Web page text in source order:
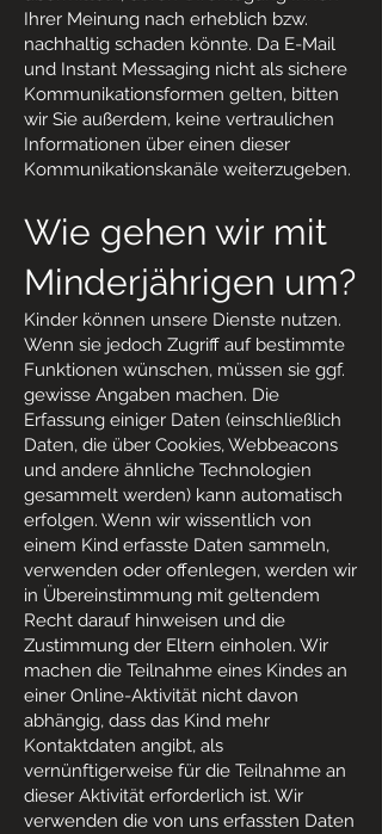
Ihrer Meinung nach erheblich bzw.
nachhaltig schaden könnte. Da E-Mail
und Instant Messaging nicht als sichere
Kommunikationsformen gelten, bitten
wir Sie außerdem, keine vertraulichen
Informationen über einen dieser
Kommunikationskanäle weiterzugeben.
Wie gehen wir mit
Minderjährigen um?
Kinder können unsere Dienste nutzen.
Wenn sie jedoch Zugriff auf bestimmte
Funktionen wünschen, müssen sie ggf.
gewisse Angaben machen. Die
Erfassung einiger Daten (einschließlich
Daten, die über Cookies, Webbeacons
und andere ähnliche Technologien
gesammelt werden) kann automatisch
erfolgen. Wenn wir wissentlich von
einem Kind erfasste Daten sammeln,
verwenden oder offenlegen, werden wir
in Übereinstimmung mit geltendem
Recht darauf hinweisen und die
Zustimmung der Eltern einholen. Wir
machen die Teilnahme eines Kindes an
einer Online-Aktivität nicht davon
abhängig, dass das Kind mehr
Kontaktdaten angibt, als
vernünftigerweise für die Teilnahme an
dieser Aktivität erforderlich ist. Wir
verwenden die von uns erfassten Daten